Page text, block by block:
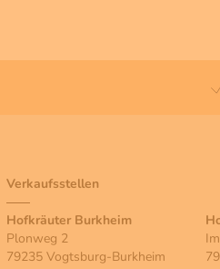
Verkaufsstellen
Hofkräuter Burkheim
Plonweg 2
79235 Vogtsburg-Burkheim